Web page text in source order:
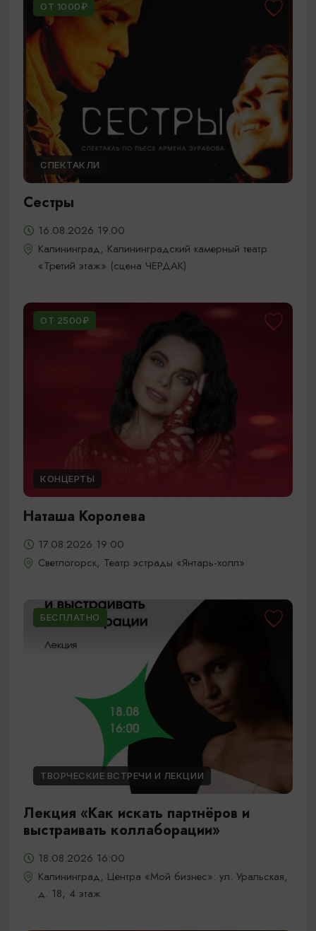
ОТ 1000₽
СПЕКТАКЛИ
Сестры
16.08.2026 19.00
Калининград, Калининградский камерный театр
«Третий этаж» (сцена ЧЕРДАК)
ОТ 2500₽
КОНЦЕРТЫ
Наташа Королева
17.08.2026 19:00
Светлогорск, Театр эстрады «Янтарь-холл»
БЕСПЛАТНО
ТВОРЧЕСКИЕ ВСТРЕЧИ И ЛЕКЦИИ
Лекция «Как искать партнёров и
выстраивать коллаборации»
18.08.2026 16:00
Калининград, Центра «Мой бизнес»: ул. Уральская,
д. 18, 4 этаж